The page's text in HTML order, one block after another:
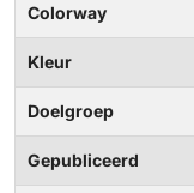
Colorway
Kleur
Doelgroep
Gepubliceerd